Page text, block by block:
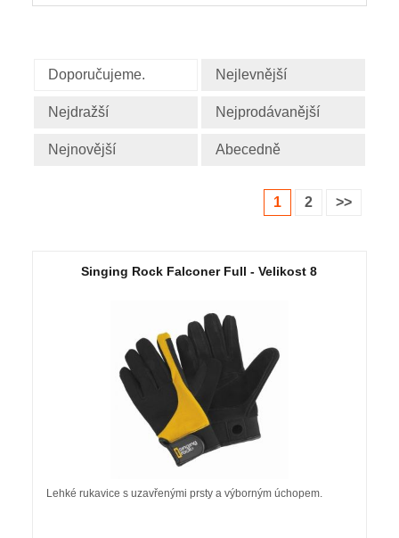
Doporučujeme. Nejlevnější
Nejdražší Nejprodávanější
Nejnovější Abecedně
1 2 >>
Singing Rock Falconer Full - Velikost 8
Lehké rukavice s uzavřenými prsty a výborným úchopem.